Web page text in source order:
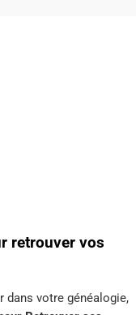
retrouver vos
dans votre généalogie,